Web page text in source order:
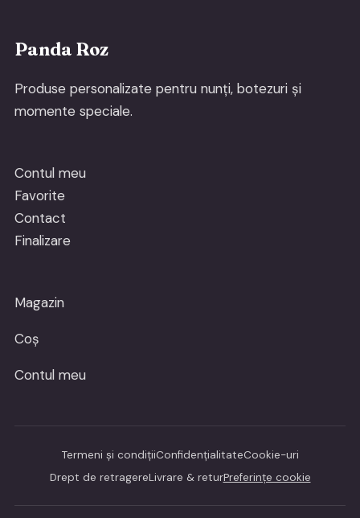
Panda Roz
Produse personalizate pentru nunți, botezuri și
momente speciale.
Contul meu
Favorite
Contact
Finalizare
Magazin
Coș
Contul meu
Termeni și condițiiConfidențialitateCookie-uri
Drept de retragereLivrare & returPreferințe cookie